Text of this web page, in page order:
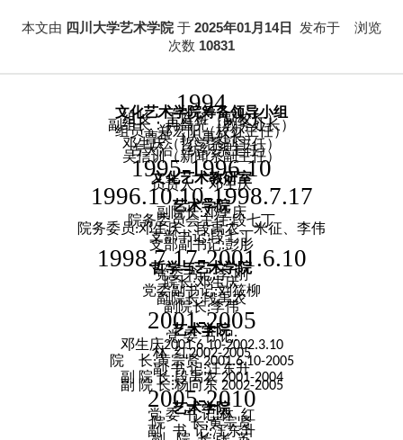
本文由 四川大学艺术学院于 2025年01月14日 发布于
浏览
次数 10831
1994
文化艺术学院筹备领导小组
组长：王庭科（副校长）
副组长：冉昌光（教务处长）
组员：郑宏阳（校办主任）
曹英（人事处长）
邓生庆（哲学系副主任）
古大治（纺织系主任）
吴信训（新闻系副主任）
1995-1996.10
文化艺术教研室
负责人：邓生庆
1996.10.10-1998.7.17
艺术学院
副院长:邓生庆
院务委员会主任:段七丁
院务委员:邓生庆、段禹农、米征、李伟
支部书记:段七丁
支部副书记:彭肜
1998.7.17-2001.6.10
哲学与艺术学院
党委书记:李 刚
院长:邓生庆
党委副书记:刘筱柳
副院长:段禹农
副院长:李伟
2001-2005
艺术学院
党 委 书 记:
邓生庆2001.6.10-2002.3.10
林 红2002-2005
院 长:黄宗贤2001.6.10-2005
副 书 记:汪东升
副 院 长:段禹农2001-2004
副 院 长:杨向东 2002-2005
2005-2010
艺术学院
党 委 书 记:林 红
院 长:黄宗贤
副 书 记:汪东升